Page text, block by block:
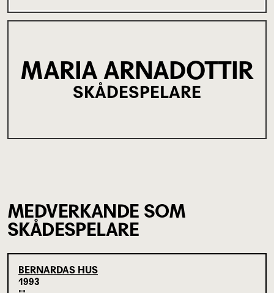
MARIA ARNADOTTIR
SKÅDESPELARE
MEDVERKANDE SOM
SKÅDESPELARE
BERNARDAS HUS
1993